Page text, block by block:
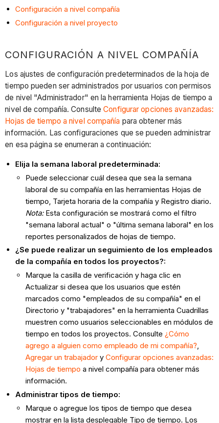
Configuración a nivel compañía
Configuración a nivel proyecto
CONFIGURACIÓN A NIVEL COMPAÑÍA
Los ajustes de configuración predeterminados de la hoja de
tiempo pueden ser administrados por usuarios con permisos
de nivel "Administrador" en la herramienta Hojas de tiempo a
nivel de compañía. ConsulteConfigurar opciones avanzadas:
Hojas de tiempo a nivel compañía para obtener más
información. Las configuraciones que se pueden administrar
en esa página se enumeran a continuación:
Elija la semana laboral predeterminada:
Puede seleccionar cuál desea que sea la semana
laboral de su compañía en las herramientas Hojas de
tiempo, Tarjeta horaria de la compañía y Registro diario.
Nota:Esta configuración se mostrará como el filtro
"semana laboral actual" o "última semana laboral" en los
reportes personalizados de hojas de tiempo.
¿Se puede realizar un seguimiento de los empleados
de la compañía en todos los proyectos?:
Marque la casilla de verificación y haga clic en
Actualizar si desea que los usuarios que estén
marcados como "empleados de su compañía" en el
Directorio y "trabajadores" en la herramienta Cuadrillas
muestren como usuarios seleccionables en módulos de
tiempo en todos los proyectos. Consulte¿Cómo
agrego a alguien como empleado de mi compañía?,
Agregar un trabajador yConfigurar opciones avanzadas:
Hojas de tiempo a nivel compañía para obtener más
información.
Administrar tipos de tiempo:
Marque o agregue los tipos de tiempo que desea
mostrar en la lista desplegable Tipo de tiempo. Los